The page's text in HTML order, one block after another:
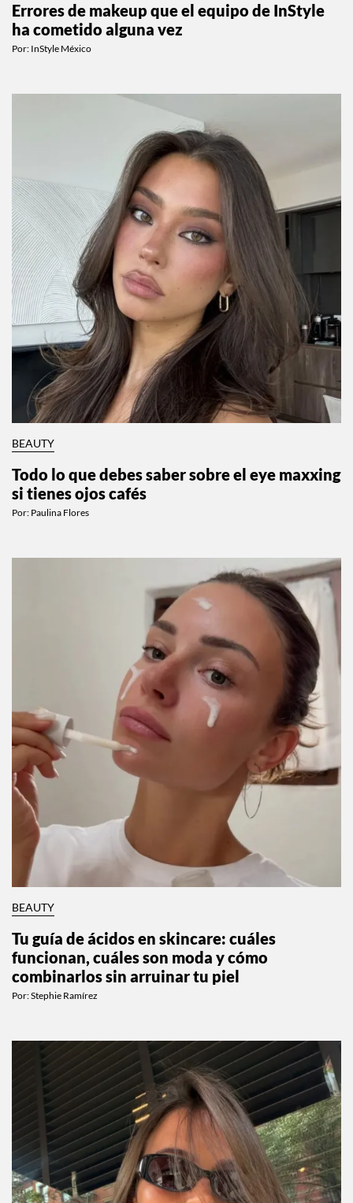
Errores de makeup que el equipo de InStyle
ha cometido alguna vez
Por: InStyle México
BEAUTY
Todo lo que debes saber sobre el eye maxxing
si tienes ojos cafés
Por: Paulina Flores
BEAUTY
Tu guía de ácidos en skincare: cuáles
funcionan, cuáles son moda y cómo
combinarlos sin arruinar tu piel
Por:Stephie Ramírez